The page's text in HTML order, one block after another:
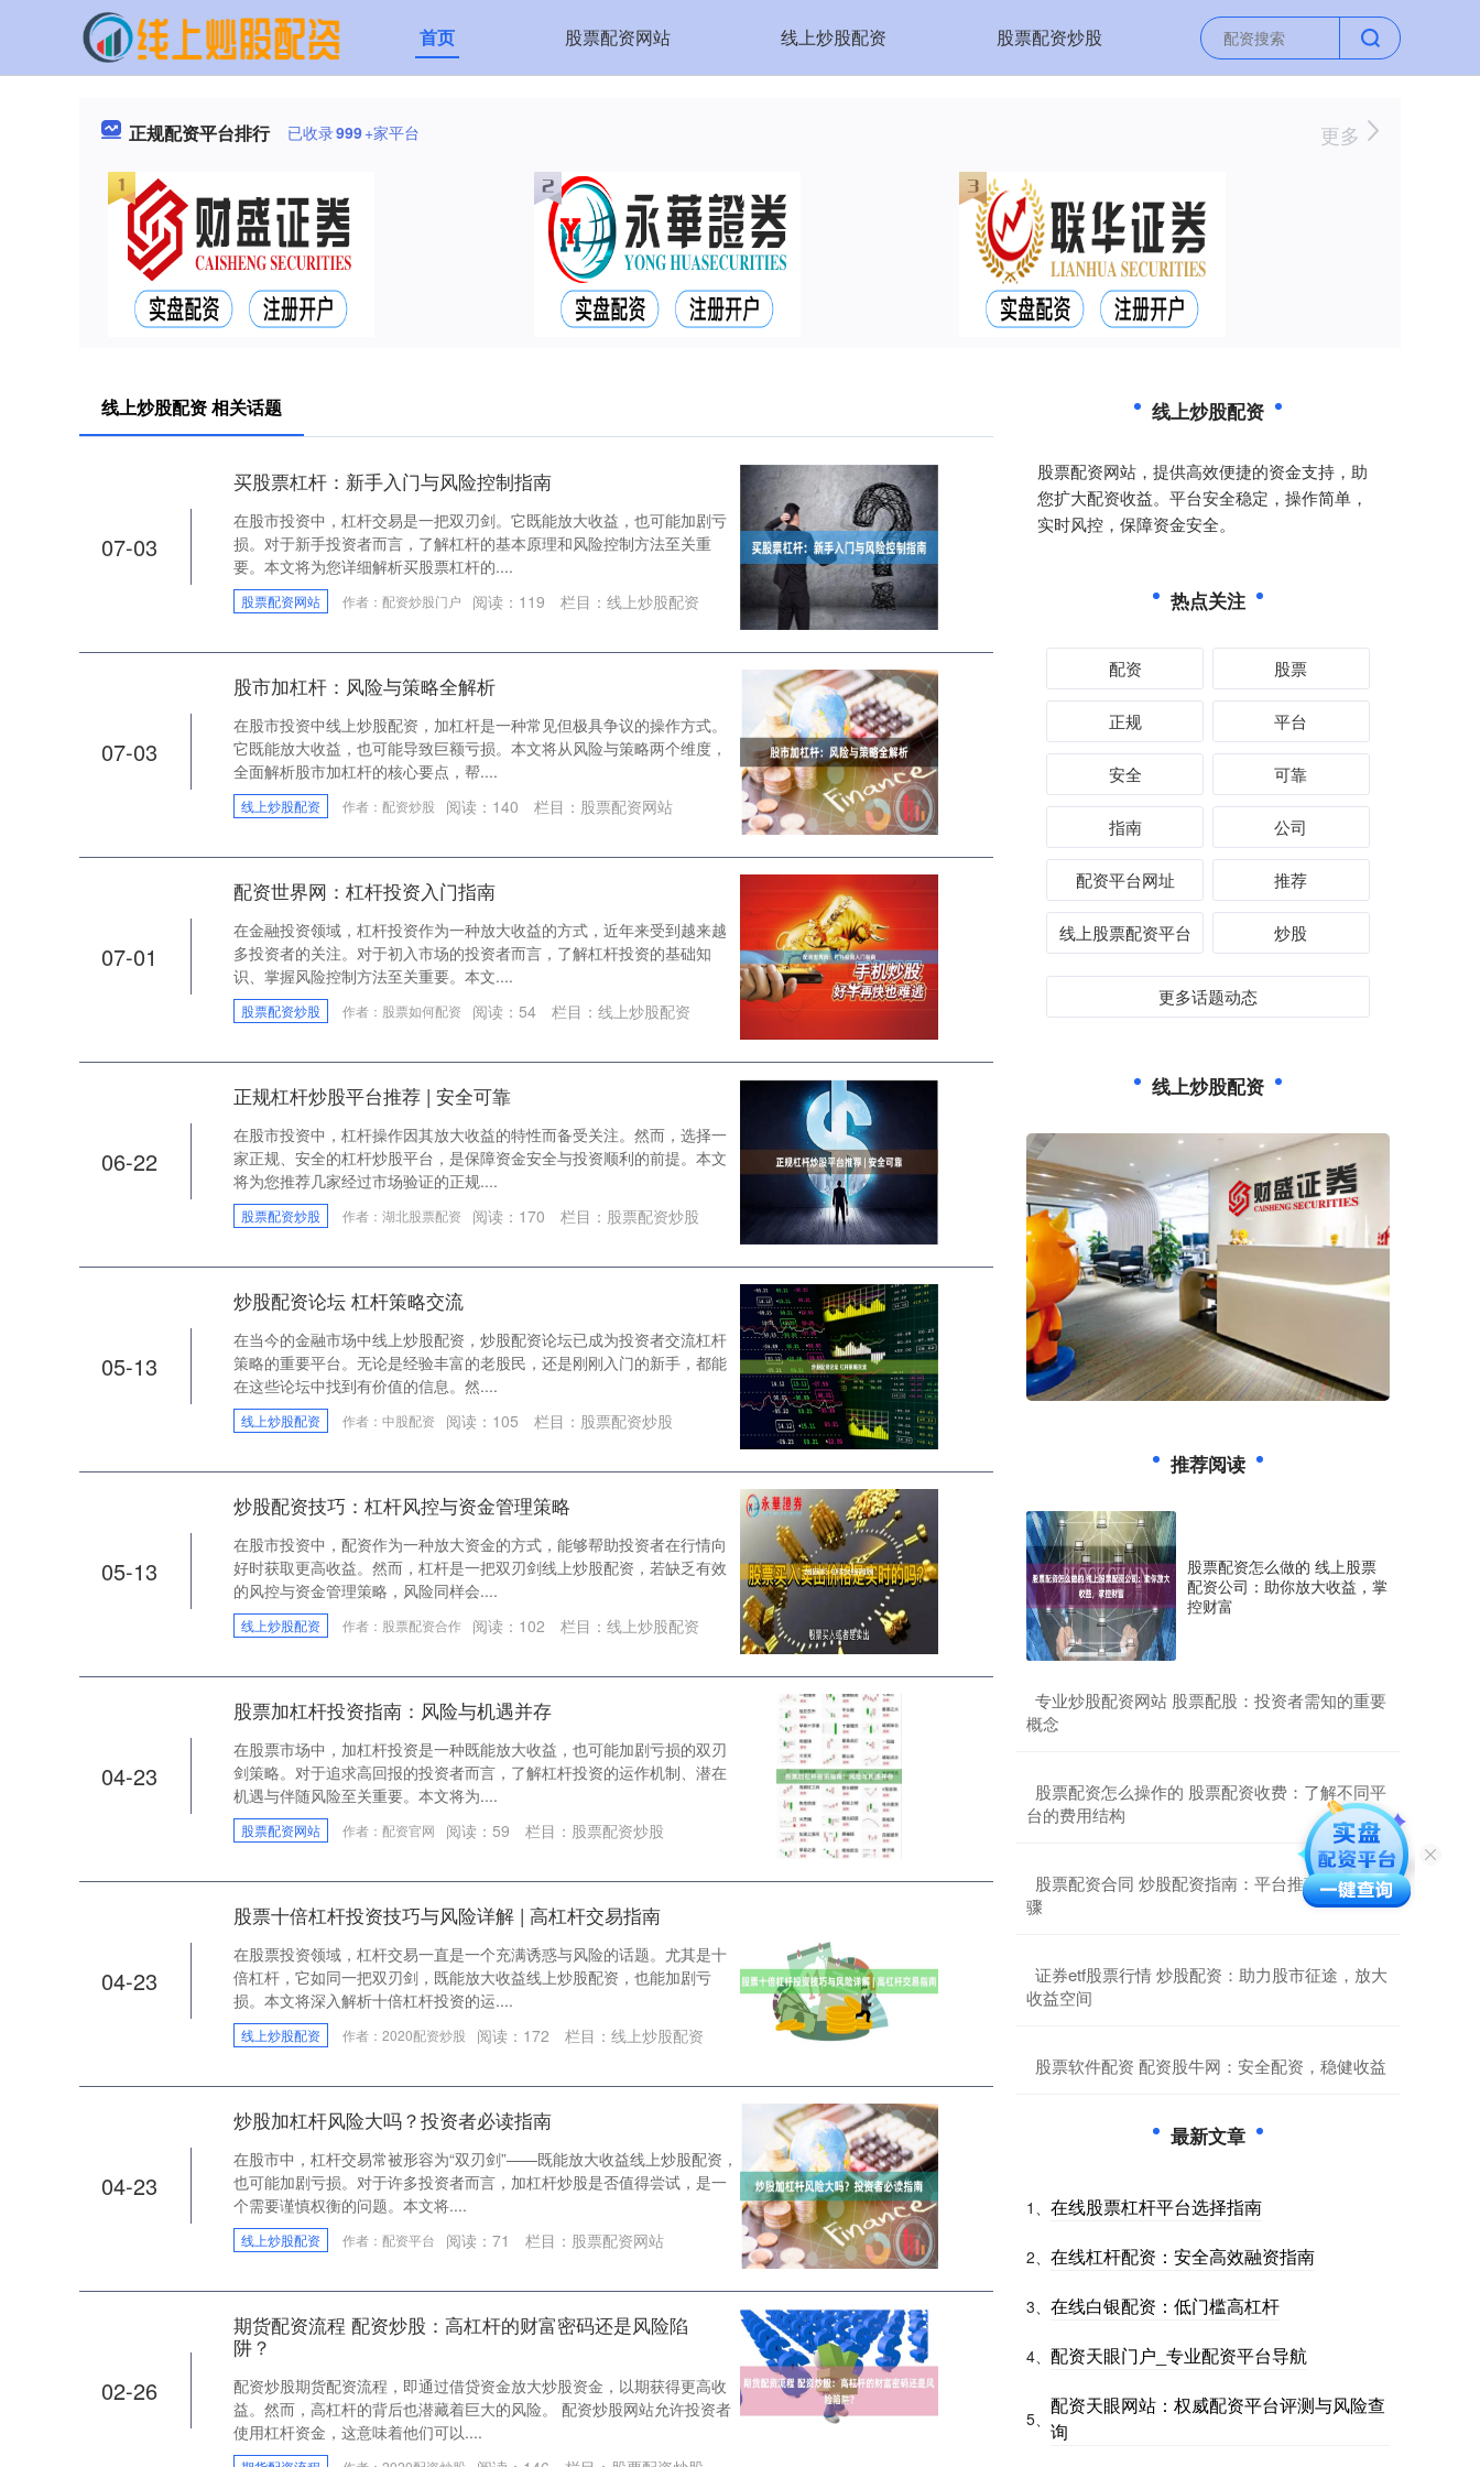
首页 股票配资网站 线上炒股配资 股票配资炒股
正规配资平台排行 已收录999+家平台 更多
线上炒股配资 相关话题
07-03
买股票杠杆：新手入门与风险控制指南
在股市投资中，杠杆交易是一把双刃剑。它既能放大收益，也可能加剧亏
损。对于新手投资者而言，了解杠杆的基本原理和风险控制方法至关重
要。本文将为您详细解析买股票杠杆的....
股票配资网站 作者：配资炒股门户 阅读： 119 栏目： 线上炒股配资
07-03
股市加杠杆：风险与策略全解析
在股市投资中线上炒股配资，加杠杆是一种常见但极具争议的操作方式。
它既能放大收益，也可能导致巨额亏损。本文将从风险与策略两个维度，
全面解析股市加杠杆的核心要点，帮....
线上炒股配资 作者：配资炒股 阅读： 140 栏目： 股票配资网站
07-01
配资世界网：杠杆投资入门指南
在金融投资领域，杠杆投资作为一种放大收益的方式，近年来受到越来越
多投资者的关注。对于初入市场的投资者而言，了解杠杆投资的基础知
识、掌握风险控制方法至关重要。本文....
股票配资炒股 作者：股票如何配资 阅读： 54 栏目： 线上炒股配资
06-22
正规杠杆炒股平台推荐 | 安全可靠
在股市投资中，杠杆操作因其放大收益的特性而备受关注。然而，选择一
家正规、安全的杠杆炒股平台，是保障资金安全与投资顺利的前提。本文
将为您推荐几家经过市场验证的正规....
股票配资炒股 作者：湖北股票配资 阅读： 170 栏目： 股票配资炒股
05-13
炒股配资论坛 杠杆策略交流
在当今的金融市场中线上炒股配资，炒股配资论坛已成为投资者交流杠杆
策略的重要平台。无论是经验丰富的老股民，还是刚刚入门的新手，都能
在这些论坛中找到有价值的信息。然....
线上炒股配资 作者：中股配资 阅读： 105 栏目： 股票配资炒股
05-13
炒股配资技巧：杠杆风控与资金管理策略
在股市投资中，配资作为一种放大资金的方式，能够帮助投资者在行情向
好时获取更高收益。然而，杠杆是一把双刃剑线上炒股配资，若缺乏有效
的风控与资金管理策略，风险同样会....
线上炒股配资 作者：股票配资合作 阅读： 102 栏目： 线上炒股配资
04-23
股票加杠杆投资指南：风险与机遇并存
在股票市场中，加杠杆投资是一种既能放大收益，也可能加剧亏损的双刃
剑策略。对于追求高回报的投资者而言，了解杠杆投资的运作机制、潜在
机遇与伴随风险至关重要。本文将为....
股票配资网站 作者：配资官网 阅读： 59 栏目： 股票配资炒股
04-23
股票十倍杠杆投资技巧与风险详解 | 高杠杆交易指南
在股票投资领域，杠杆交易一直是一个充满诱惑与风险的话题。尤其是十
倍杠杆，它如同一把双刃剑，既能放大收益线上炒股配资，也能加剧亏
损。本文将深入解析十倍杠杆投资的运....
线上炒股配资 作者：2020配资炒股 阅读： 172 栏目： 线上炒股配资
04-23
炒股加杠杆风险大吗？投资者必读指南
在股市中，杠杆交易常被形容为“双刃剑”——既能放大收益线上炒股配资，
也可能加剧亏损。对于许多投资者而言，加杠杆炒股是否值得尝试，是一
个需要谨慎权衡的问题。本文将....
线上炒股配资 作者：配资平台 阅读： 71 栏目： 股票配资网站
02-26
期货配资流程 配资炒股：高杠杆的财富密码还是风险陷
阱？
配资炒股期货配资流程，即通过借贷资金放大炒股资金，以期获得更高收
益。然而，高杠杆的背后也潜藏着巨大的风险。 配资炒股网站允许投资者
使用杠杆资金，这意味着他们可以....
线上炒股配资
股票配资网站，提供高效便捷的资金支持，助
您扩大配资收益。平台安全稳定，操作简单，
实时风控，保障资金安全。
热点关注
配资 股票
正规 平台
安全 可靠
指南 公司
配资平台网址 推荐
线上股票配资平台 炒股
更多话题动态
线上炒股配资
推荐阅读
股票配资怎么做的 线上股票
配资公司：助你放大收益，掌
控财富
​专业炒股配资网站 股票配股：投资者需知的重要
概念
​股票配资怎么操作的 股票配资收费：了解不同平
台的费用结构
​股票配资合同 炒股配资指南：平台推荐与操作步
骤
​证券etf股票行情 炒股配资：助力股市征途，放大
收益空间
​股票软件配资 配资股牛网：安全配资，稳健收益
最新文章
1、 在线股票杠杆平台选择指南
2、 在线杠杆配资：安全高效融资指南
3、 在线白银配资：低门槛高杠杆
4、 配资天眼门户_专业配资平台导航
5、
配资天眼网站：权威配资平台评测与风险查
询